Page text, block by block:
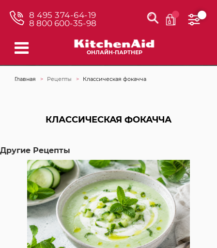
8 495 374-64-19
8 800 600-35-98
ОНЛАЙН-ПАРТНЕР
Главная Рецепты Классическая фокачча
КЛАССИЧЕСКАЯ ФОКАЧЧА
Другие Рецепты